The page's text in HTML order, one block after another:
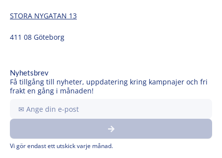
STORA NYGATAN 13
411 08 Göteborg
Nyhetsbrev
Få tillgång till nyheter, uppdatering kring kampnajer och fri
frakt en gång i månaden!
din
e-
Submit
Vi gör endast ett utskick varje månad.